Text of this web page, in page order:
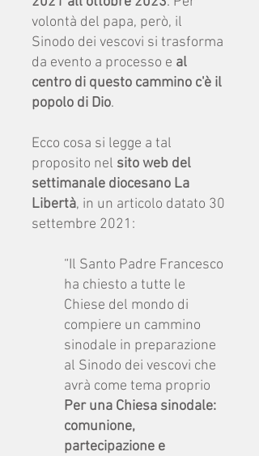
volontà del papa, però, il
Sinodo dei vescovi si trasforma
da evento a processo e al
centro di questo cammino c'è il
popolo di Dio.
Ecco cosa si legge a tal
proposito nel sito web del
settimanale diocesano La
Libertà, in un articolo datato 30
settembre 2021:
“Il Santo Padre Francesco
ha chiesto a tutte le
Chiese del mondo di
compiere un cammino
sinodale in preparazione
al Sinodo dei vescovi che
avrà come tema proprio
Per una Chiesa sinodale:
comunione,
partecipazione e